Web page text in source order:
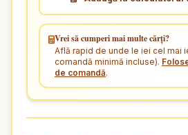
Vrei să cumperi mai multe cărți?
Află rapid de unde le iei cel mai
comandă minimă incluse).
de comandă.